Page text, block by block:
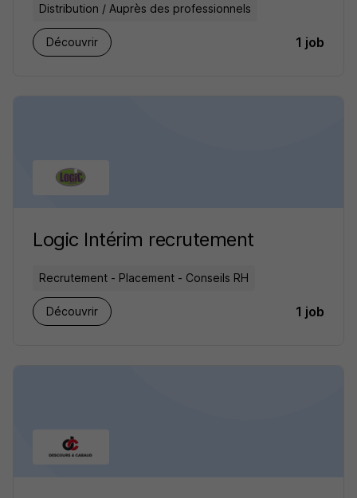
Distribution / Auprès des professionnels
Découvrir 1 job
Logic Intérim recrutement
Recrutement - Placement - Conseils RH
Découvrir 1 job